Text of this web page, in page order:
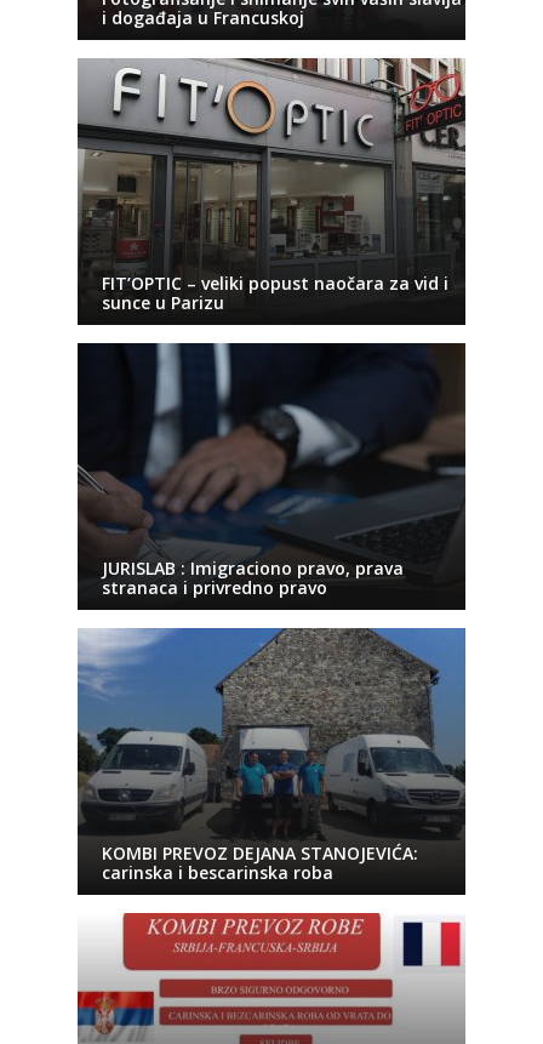
i događaja u Francuskoj
FIT’OPTIC – veliki popust naočara za vid i
sunce u Parizu
JURISLAB : Imigraciono pravo, prava
stranaca i privredno pravo
KOMBI PREVOZ DEJANA STANOJEVIĆA:
carinska i bescarinska roba